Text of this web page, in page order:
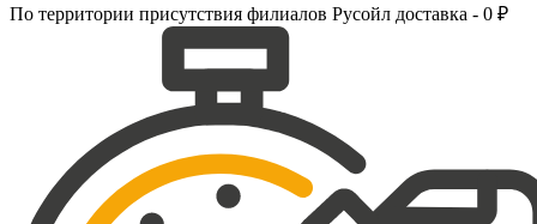
По территории присутствия филиалов Русойл доставка - 0 ₽